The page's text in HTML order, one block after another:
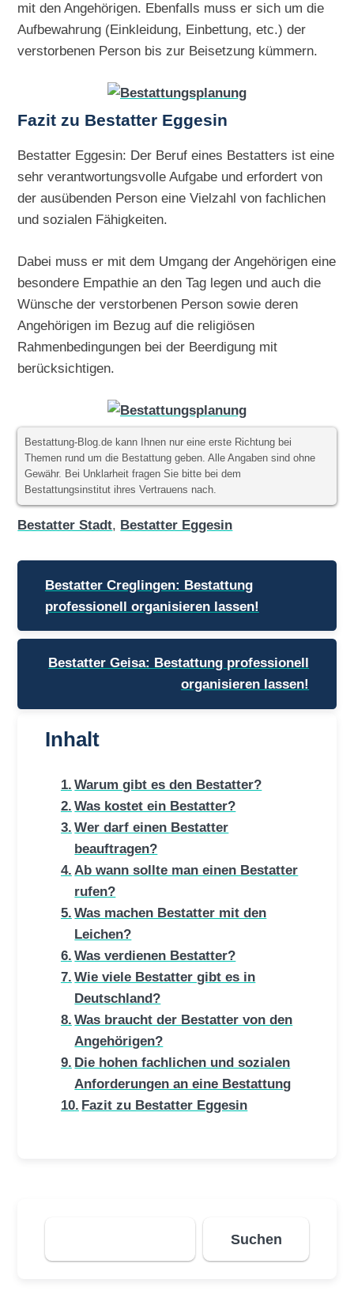
mit den Angehörigen. Ebenfalls muss er sich um die
Aufbewahrung (Einkleidung, Einbettung, etc.) der
verstorbenen Person bis zur Beisetzung kümmern.
Fazit zu Bestatter Eggesin
Bestatter Eggesin: Der Beruf eines Bestatters ist eine
sehr verantwortungsvolle Aufgabe und erfordert von
der ausübenden Person eine Vielzahl von fachlichen
und sozialen Fähigkeiten.
Dabei muss er mit dem Umgang der Angehörigen eine
besondere Empathie an den Tag legen und auch die
Wünsche der verstorbenen Person sowie deren
Angehörigen im Bezug auf die religiösen
Rahmenbedingungen bei der Beerdigung mit
berücksichtigen.
Bestattung-Blog.de kann Ihnen nur eine erste Richtung bei
Themen rund um die Bestattung geben. Alle Angaben sind ohne
Gewähr. Bei Unklarheit fragen Sie bitte bei dem
Bestattungsinstitut ihres Vertrauens nach.
Bestatter Stadt, Bestatter Eggesin
Beitragsnavigation
Bestatter Creglingen: Bestattung
professionell organisieren lassen!
Bestatter Geisa: Bestattung professionell
organisieren lassen!
Inhalt
Warum gibt es den Bestatter?
Was kostet ein Bestatter?
Wer darf einen Bestatter
beauftragen?
Ab wann sollte man einen Bestatter
rufen?
Was machen Bestatter mit den
Leichen?
Was verdienen Bestatter?
Wie viele Bestatter gibt es in
Deutschland?
Was braucht der Bestatter von den
Angehörigen?
Die hohen fachlichen und sozialen
Anforderungen an eine Bestattung
Fazit zu Bestatter Eggesin
Suchen
Suchen